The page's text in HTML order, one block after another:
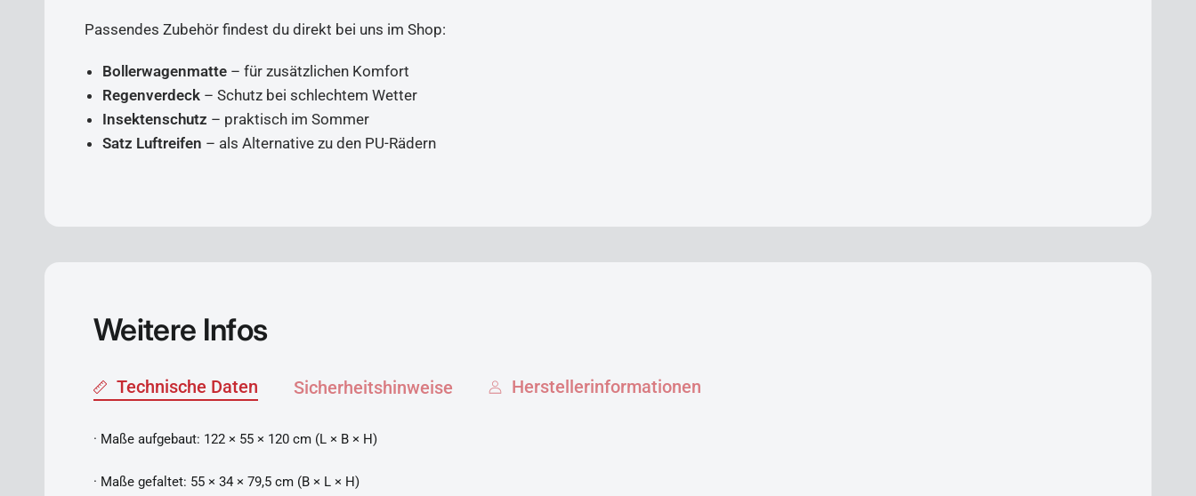
Passendes Zubehör findest du direkt bei uns im Shop:
Bollerwagenmatte – für zusätzlichen Komfort
Regenverdeck – Schutz bei schlechtem Wetter
Insektenschutz – praktisch im Sommer
Satz Luftreifen – als Alternative zu den PU-Rädern
Weitere Infos
Technische Daten Sicherheitshinweise Herstellerinformationen
· Maße aufgebaut: 122 × 55 × 120 cm (L × B × H)
· Maße gefaltet: 55 × 34 × 79,5 cm (B × L × H)